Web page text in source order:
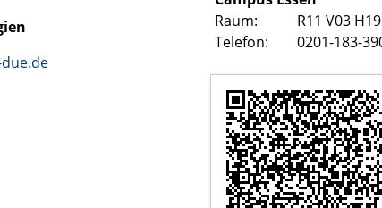
Raum:
R11 V03 H19
Telefon:
0201-183-